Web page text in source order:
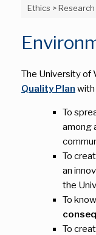
Ethics >Research
The University of
Quality Plan
To
among
To
an
the
To
To